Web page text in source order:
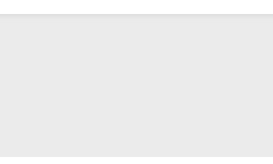
başlıyor